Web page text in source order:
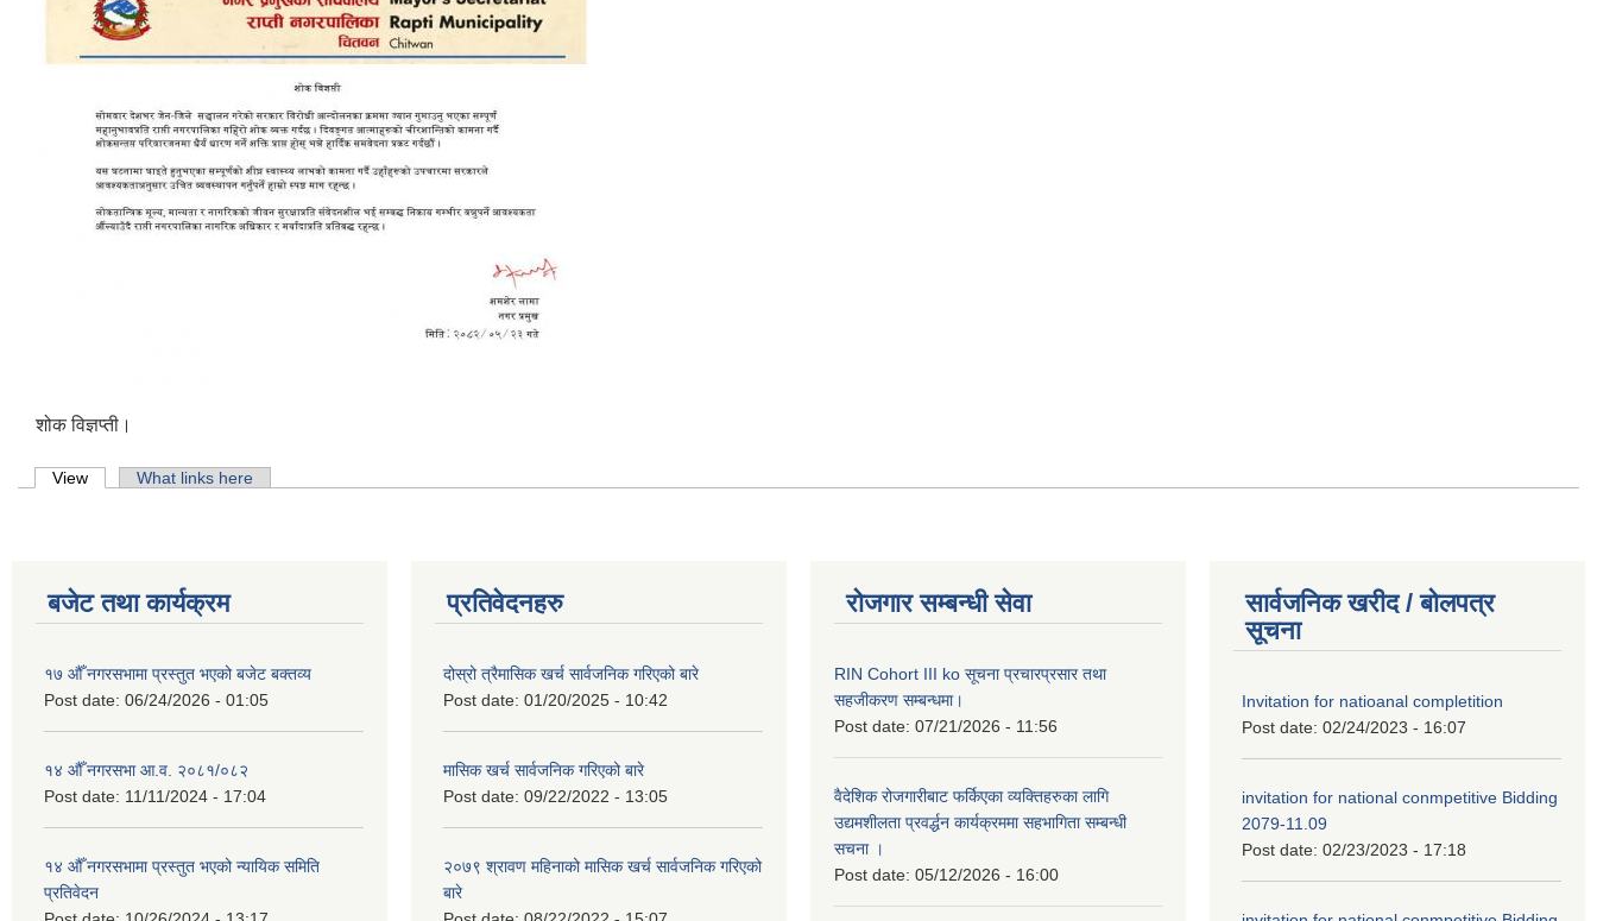
शोक विज्ञप्ती।
Primary tabs
View (active tab)What links here
बजेट तथा कार्यक्रम
१७ औँ नगरसभामा प्रस्तुत भएको बजेट बक्तव्य
Post date: 06/24/2026 - 01:05
१४ औँ नगरसभा आ.व. २०८१/०८२
Post date: 11/11/2024 - 17:04
१४ औँ नगरसभामा प्रस्तुत भएको न्यायिक समिति
प्रतिवेदन
प्रतिवेदनहरु
दोस्रो त्रैमासिक खर्च सार्वजनिक गरिएको बारे
Post date: 01/20/2025 - 10:42
मासिक खर्च सार्वजनिक गरिएको बारे
Post date: 09/22/2022 - 13:05
२०७९ श्रावण महिनाको मासिक खर्च सार्वजनिक गरिएको
बारे
रोजगार सम्बन्धी सेवा
RIN Cohort III ko सूचना प्रचारप्रसार तथा
सहजीकरण सम्बन्धमा।
Post date: 07/21/2026 - 11:56
वैदेशिक रोजगारीबाट फर्किएका व्यक्तिहरुका लागि
उद्यमशीलता प्रवर्द्धन कार्यक्रममा सहभागिता सम्बन्धी
सचना ।
Post date: 05/12/2026 - 16:00
सार्वजनिक खरीद / बोलपत्र
सूचना
Invitation for natioanal completition
Post date: 02/24/2023 - 16:07
invitation for national conmpetitive Bidding
2079-11.09
Post date: 02/23/2023 - 17:18